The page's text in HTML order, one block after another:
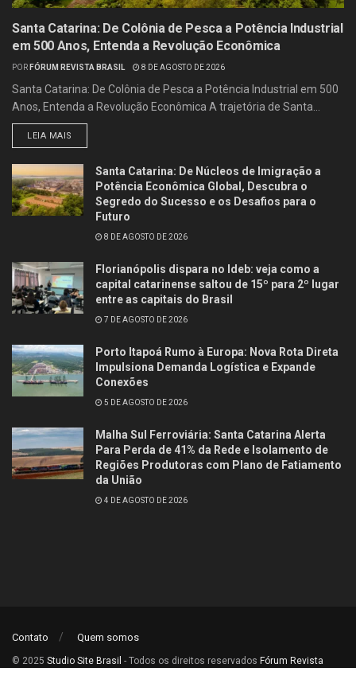
Santa Catarina: De Colônia de Pesca a Potência Industrial
em 500 Anos, Entenda a Revolução Econômica
POR FÓRUM REVISTA BRASIL 8 DE AGOSTO DE 2026
Santa Catarina: De Colônia de Pesca a Potência Industrial em 500
Anos, Entenda a Revolução Econômica A trajetória de Santa...
LEIA MAIS
Santa Catarina: De Núcleos de Imigração a
Potência Econômica Global, Descubra o
Segredo do Sucesso e os Desafios para o
Futuro
8 DE AGOSTO DE 2026
Florianópolis dispara no Ideb: veja como a
capital catarinense saltou de 15º para 2º lugar
entre as capitais do Brasil
7 DE AGOSTO DE 2026
Porto Itapoá Rumo à Europa: Nova Rota Direta
Impulsiona Demanda Logística e Expande
Conexões
5 DE AGOSTO DE 2026
Malha Sul Ferroviária: Santa Catarina Alerta
Para Perda de 41% da Rede e Isolamento de
Regiões Produtoras com Plano de Fatiamento
da União
4 DE AGOSTO DE 2026
Contato Quem somos
© 2025 Studio Site Brasil - Todos os direitos reservados Fórum Revista